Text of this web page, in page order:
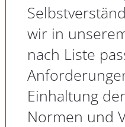
wir in
nach Liste
Einhaltung
Normen und